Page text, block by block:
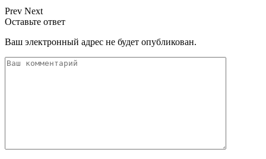
Prev Next
Оставьте ответ
Ваш электронный адрес не будет опубликован.